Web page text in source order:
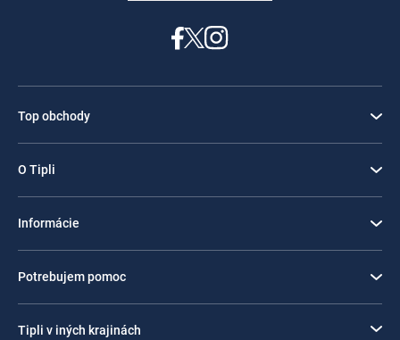
Top obchody
O Tipli
Informácie
Potrebujem pomoc
Tipli v iných krajinách